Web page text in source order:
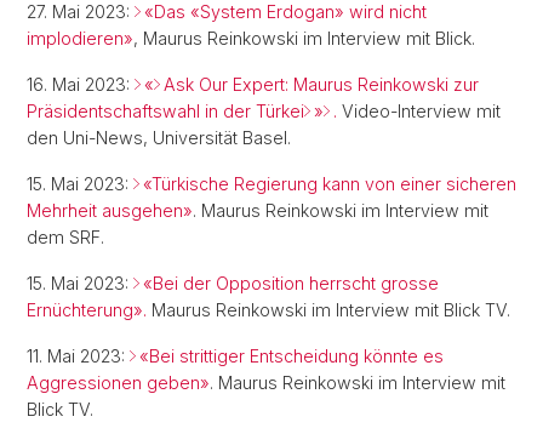
27. Mai 2023:
«Das «System Erdogan» wird nicht
implodieren», Maurus Reinkowski im Interview mit Blick.
16. Mai 2023: « Ask Our Expert: Maurus Reinkowski zur
Präsidentschaftswahl in der Türkei » . Video-Interview mit
den Uni-News, Universität Basel.
15. Mai 2023:
«Türkische Regierung kann von einer sicheren
Mehrheit ausgehen». Maurus Reinkowski im Interview mit
dem SRF.
15. Mai 2023:
«Bei der Opposition herrscht grosse
Ernüchterung». Maurus Reinkowski im Interview mit Blick TV.
11. Mai 2023:
«Bei strittiger Entscheidung könnte es
Aggressionen geben». Maurus Reinkowski im Interview mit
Blick TV.